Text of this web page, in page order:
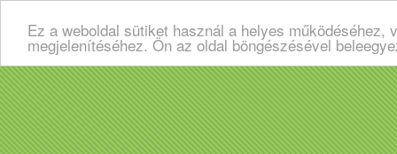
Ez a weboldal sütiket használ a helyes
megjelenítéséhez. Ön az oldal böngészésével